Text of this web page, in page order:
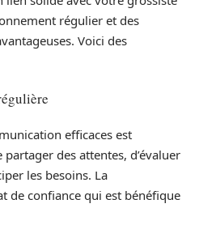
régulier et des
Voici des
efficaces est
des attentes, d’évaluer
les besoins. La
de confiance qui est bénéfique